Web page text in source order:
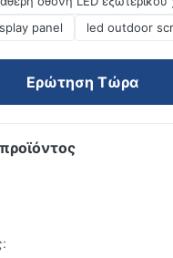
panel
led outdoor
Ερώτηση Τώρα